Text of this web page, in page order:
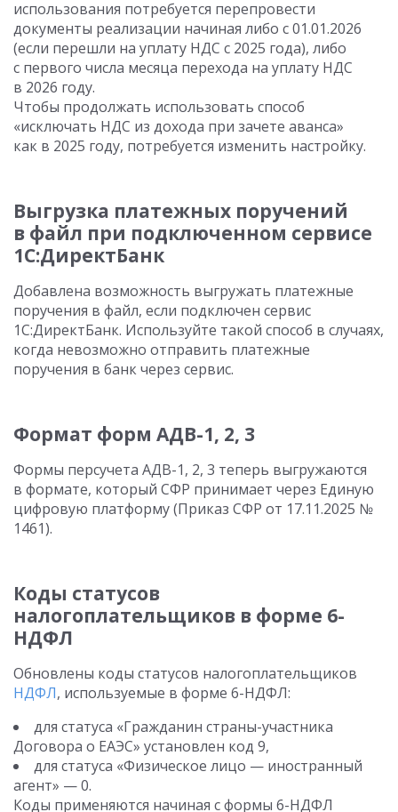
использования потребуется перепровести
документы реализации начиная либо с 01.01.2026
(если перешли на уплату НДС с 2025 года), либо
с первого числа месяца перехода на уплату НДС
в 2026 году.
Чтобы продолжать использовать способ
«исключать НДС из дохода при зачете аванса»
как в 2025 году, потребуется изменить настройку.
Выгрузка платежных поручений
в файл при подключенном сервисе
1С:ДиректБанк
Добавлена возможность выгружать платежные
поручения в файл, если подключен сервис
1С:ДиректБанк. Используйте такой способ в случаях,
когда невозможно отправить платежные
поручения в банк через сервис.
Формат форм АДВ-1, 2, 3
Формы персучета АДВ-1, 2, 3 теперь выгружаются
в формате, который СФР принимает через Единую
цифровую платформу (Приказ СФР от 17.11.2025 №
1461).
Коды статусов
налогоплательщиков в форме 6-
НДФЛ
Обновлены коды статусов налогоплательщиков
НДФЛ, используемые в форме 6-НДФЛ:
для статуса «Гражданин страны-участника
Договора о ЕАЭС» установлен код 9,
для статуса «Физическое лицо — иностранный
агент» — 0.
Коды применяются начиная с формы 6-НДФЛ